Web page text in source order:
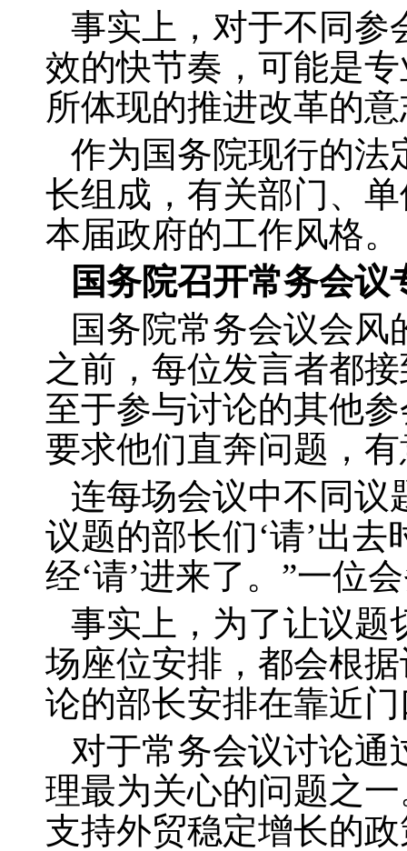
事实上，对于不同参
效的快节奏，可能是
所体现的推进改革的
作为国务院现行的法
长组成，有关部门、
本届政府的工作风格。
国务院召开常务会
国务院常务会议会风
之前，每位发言者都
至于参与讨论的其他
要求他们直奔问题，
连每场会议中不同议
议题的部长们‘请’出
经‘请’进来了。”一位
事实上，为了让议题
场座位安排，都会根
论的部长安排在靠近
对于常务会议讨论通
理最为关心的问题之
支持外贸稳定增长的